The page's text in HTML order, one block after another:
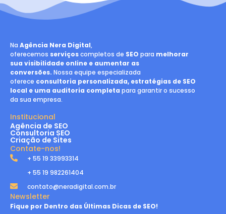
Na Agência Nera Digital,
oferecemos serviçoscompletos de SEO para melhorar
sua visibilidade online e aumentar as
conversões. Nossa equipe especializada
oferece consultoria personalizada, estratégias de SEO
local e uma auditoria completa para garantir o sucesso
da sua empresa.
Institucional
Agência de SEO
Consultoria SEO
Criação de Sites
Contate-nos!
+ 55 19 33993314
+ 55 19 982261404
contato@neradigital.com.br
Newsletter
Fique por Dentro das Últimas Dicas de SEO!